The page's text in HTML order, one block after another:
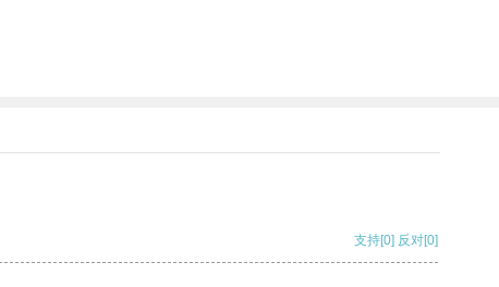
支持[0] 反对[0]